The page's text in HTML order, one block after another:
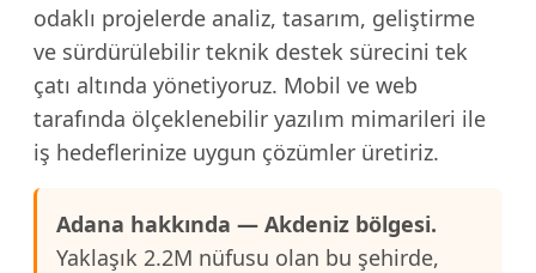
odaklı projelerde analiz, tasarım, geliştirme
ve sürdürülebilir teknik destek sürecini tek
çatı altında yönetiyoruz. Mobil ve web
tarafında ölçeklenebilir yazılım mimarileri ile
iş hedeflerinize uygun çözümler üretiriz.
Adana hakkında — Akdeniz bölgesi.
Yaklaşık 2.2M nüfusu olan bu şehirde,